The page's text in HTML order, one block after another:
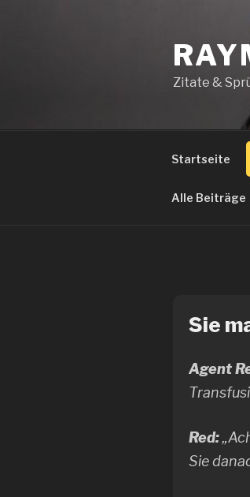
Zitate &
Startseite
Alle Beiträge
Sie
Agent
Red:
Sie